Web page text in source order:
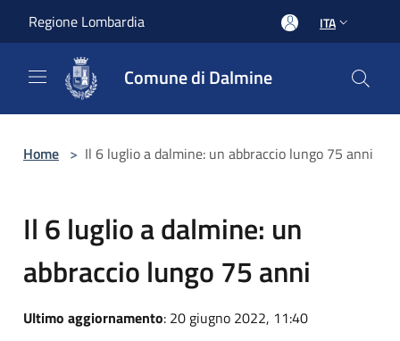
Regione Lombardia ITA
Comune di Dalmine
Home > Il 6 luglio a dalmine: un abbraccio lungo 75 anni
Il 6 luglio a dalmine: un
abbraccio lungo 75 anni
Ultimo aggiornamento: 20 giugno 2022, 11:40